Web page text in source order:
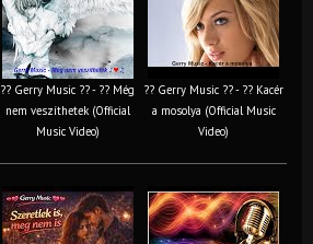
?? Gerry Music ?? - ?? Még
nem veszíthetek (Official
Music Video)
?? Gerry Music ?? - ?? Kacér
a mosolya (Official Music
Video)